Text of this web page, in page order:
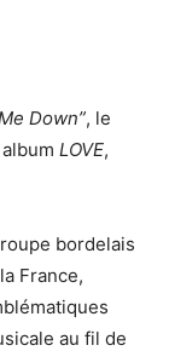
Down”, le
LOVE,
bordelais
France,
au fil de